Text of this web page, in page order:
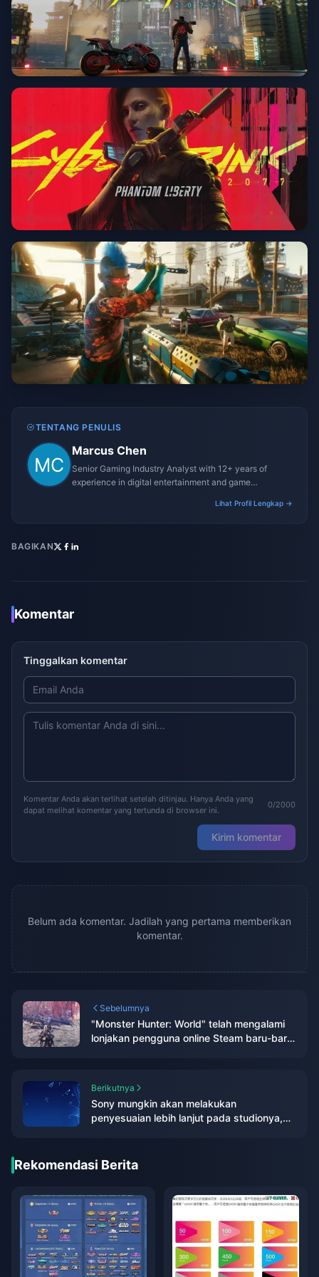
TENTANG PENULIS
Marcus Chen
Senior Gaming Industry Analyst with 12+ years of
experience in digital entertainment and game
Lihat Profil Lengkap →
BAGIKAN
Komentar
Tinggalkan komentar
Komentar Anda akan terlihat setelah ditinjau. Hanya Anda yang
dapat melihat komentar yang tertunda di browser ini.
0/2000
Kirim komentar
Belum ada komentar. Jadilah yang pertama memberikan
komentar.
Sebelumnya
"Monster Hunter: World" telah mengalami
lonjakan pengguna online Steam baru-baru
Berikutnya
Sony mungkin akan melakukan
penyesuaian lebih lanjut pada studionya,
Rekomendasi Berita